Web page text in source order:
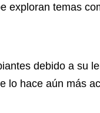
exploran temas
debido a su
lo hace aún más